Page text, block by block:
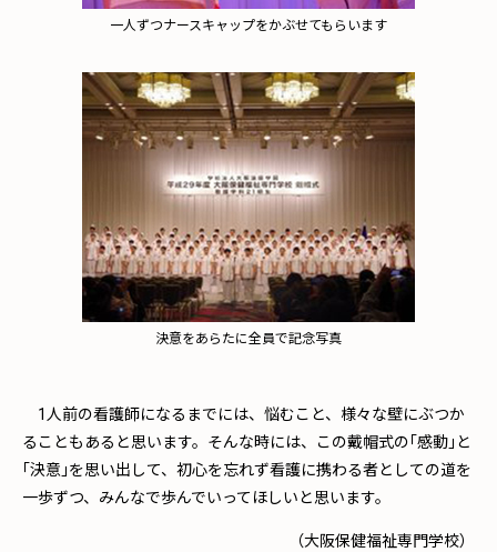
一人ずつナースキャップをかぶせてもらいます
決意をあらたに全員で記念写真
1人前の看護師になるまでには、悩むこと、様々な壁にぶつか
ることもあると思います。そんな時には、この戴帽式の｢感動｣と
｢決意｣を思い出して、初心を忘れず看護に携わる者としての道を
一歩ずつ、みんなで歩んでいってほしいと思います。
（大阪保健福祉専門学校）